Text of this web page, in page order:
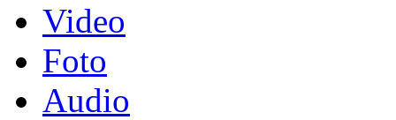
Video
Foto
Audio